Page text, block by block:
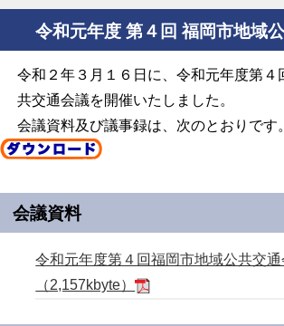
令和元年度 第４回 福岡市地域
令和２年３月１６日に、令和元年度第４
共交通会議を開催いたしました。
会議資料及び議事録は、次のとおりです。
会議資料
令和元年度第４回福岡市地域公共交
（2,157kbyte）